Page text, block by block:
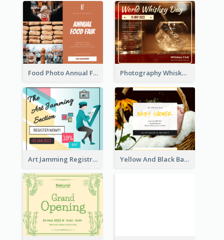
Food Photo Annual Food Fair Invitation Facebook Post Photography Whiskey Day Facebook Post With Details
Art Jamming Registration Facebook Post Yellow And Black Baby Shower Facebook Post